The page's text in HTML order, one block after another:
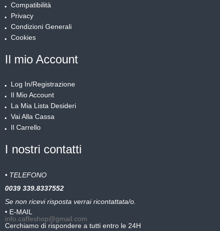
Compatibilità
Privacy
Condizioni Generali
Cookies
Il mio Account
Log In/Registrazione
Il Mio Account
La Mia Lista Desideri
Vai Alla Cassa
Il Carrello
I nostri contatti
• TELEFONO
0039 339.8337552
Se non ricevi risposta verrai ricontattata/o.
• E-MAIL
info.caffeshop@gmail.com
Cerchiamo di rispondere a tutti entro le 24H